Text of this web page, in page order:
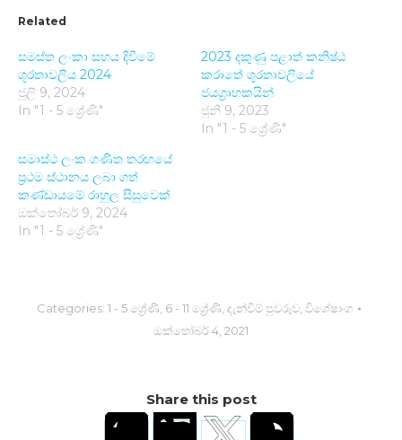
Related
සමස්ත ලංකා සහය දිවීමේ
ශූරතාවලිය 2024
ජූලි 9, 2024
In "1 - 5 ශ්‍රේණි"
2023 දකුණු පළාත් කනිෂ්ඨ
කරාතේ ශූරතාවලියේ
ජයග්‍රාහකයින්
ජූනි 9, 2023
In "1 - 5 ශ්‍රේණි"
සමාස්ථ ලංක ගණිත තරඟයේ
ප්‍රථම ස්ථානය ලබා ගත්
කණ්ඩායමේ රාහුල සිසුවෙක්
ඔක්තෝබර් 9, 2024
In "1 - 5 ශ්‍රේණි"
Categories: 1 - 5 ශ්‍රේණි 6 - 11 ශ්‍රේණි දැන්වීම් පුවරුව, විශේෂාංග
ඔක්තෝබර් 4, 2021
Share this post